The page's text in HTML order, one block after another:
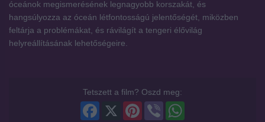
óceánok megismerésének legnagyobb korszakát, és
hangsúlyozza az óceán létfontosságú jelentőségét, miközben
feltárja a problémákat, és rávilágít a tengeri élővilág
helyreállításának lehetőségeire.
Tetszett a film? Oszd meg:
Viber
Pinterest
Facebook